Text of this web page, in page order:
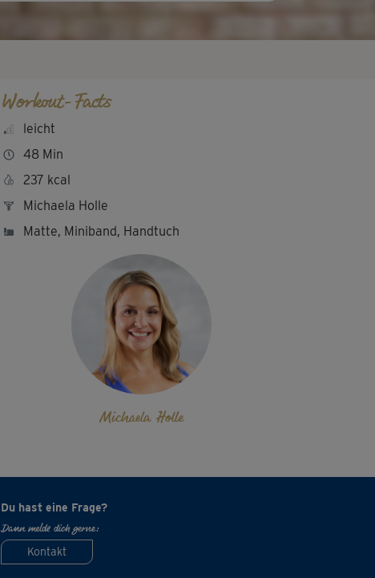
Workout-Facts
leicht
48 Min
237 kcal
Michaela Holle
Matte, Miniband, Handtuch
Michaela Holle
Du hast eine Frage?
Dann melde dich gerne:
Kontakt